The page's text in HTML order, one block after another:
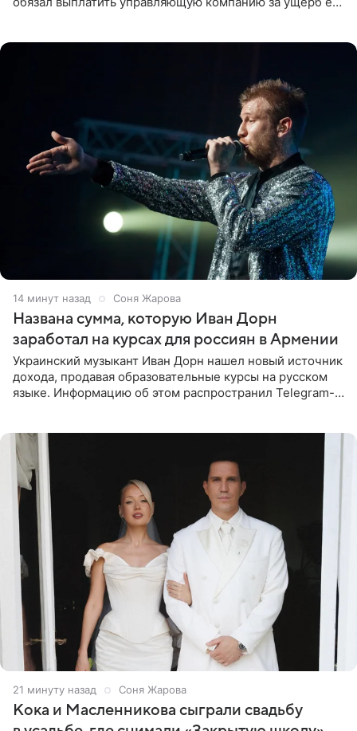
15 минут назад Соня Жарова
Названа сумма, которую Иван Дорн
заработал на курсах для россиян в Армении
Украинский музыкант Иван Дорн нашел новый источник
дохода, продавая образовательные курсы на русском
языке. Информацию об этом распространил Telegram-
22 минуты назад Соня Жарова
Кока и Масленникова сыграли свадьбу